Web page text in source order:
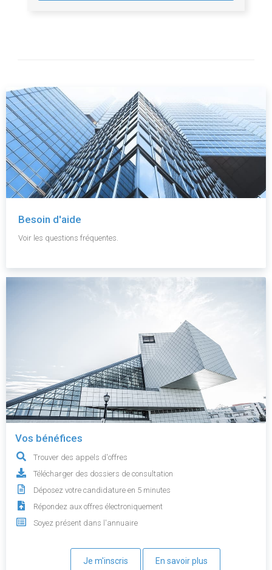
Besoin d'aide
Voir les questions fréquentes.
Vos bénéfices
Trouver des appels d'offres
Télécharger des dossiers de consultation
Déposez votre candidature en 5 minutes
Répondez aux offres électroniquement
Soyez présent dans l'annuaire
Je m'inscris En savoir plus